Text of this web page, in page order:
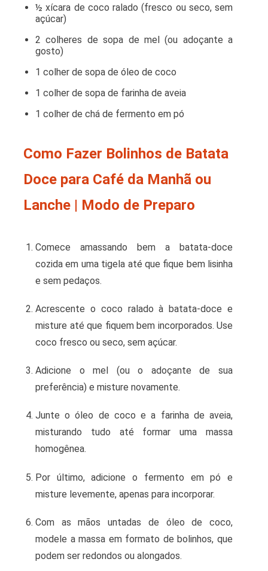
½ xícara de coco ralado (fresco ou seco, sem
açúcar)
2 colheres de sopa de mel (ou adoçante a
gosto)
1 colher de sopa de óleo de coco
1 colher de sopa de farinha de aveia
1 colher de chá de fermento em pó
Como Fazer Bolinhos de Batata
Doce para Café da Manhã ou
Lanche | Modo de Preparo
Comece amassando bem a batata-doce
cozida em uma tigela até que fique bem lisinha
e sem pedaços.
Acrescente o coco ralado à batata-doce e
misture até que fiquem bem incorporados. Use
coco fresco ou seco, sem açúcar.
Adicione o mel (ou o adoçante de sua
preferência) e misture novamente.
Junte o óleo de coco e a farinha de aveia,
misturando tudo até formar uma massa
homogênea.
Por último, adicione o fermento em pó e
misture levemente, apenas para incorporar.
Com as mãos untadas de óleo de coco,
modele a massa em formato de bolinhos, que
podem ser redondos ou alongados.